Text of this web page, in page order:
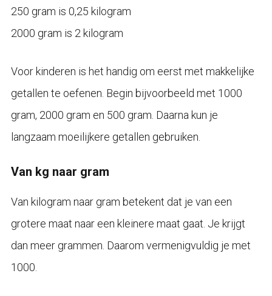
250 gram is 0,25 kilogram
2000 gram is 2 kilogram
Voor kinderen is het handig om eerst met makkelijke
getallen te oefenen. Begin bijvoorbeeld met 1000
gram, 2000 gram en 500 gram. Daarna kun je
langzaam moeilijkere getallen gebruiken.
Van kg naar gram
Van kilogram naar gram betekent dat je van een
grotere maat naar een kleinere maat gaat. Je krijgt
dan meer grammen. Daarom vermenigvuldig je met
1000.